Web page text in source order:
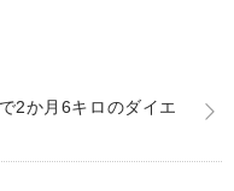
2か月6キロのダイエ